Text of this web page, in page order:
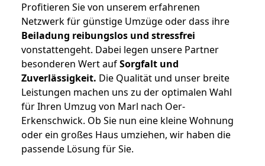
Profitieren Sie von unserem erfahrenen
Netzwerk für günstige Umzüge oder dass ihre
Beiladung reibungslos und stressfrei
vonstattengeht. Dabei legen unsere Partner
besonderen Wert aufSorgfalt und
Zuverlässigkeit. Die Qualität und unser breite
Leistungen machen uns zu der optimalen Wahl
für Ihren Umzug von Marl nach Oer-
Erkenschwick. Ob Sie nun eine kleine Wohnung
oder ein großes Haus umziehen, wir haben die
passende Lösung für Sie.